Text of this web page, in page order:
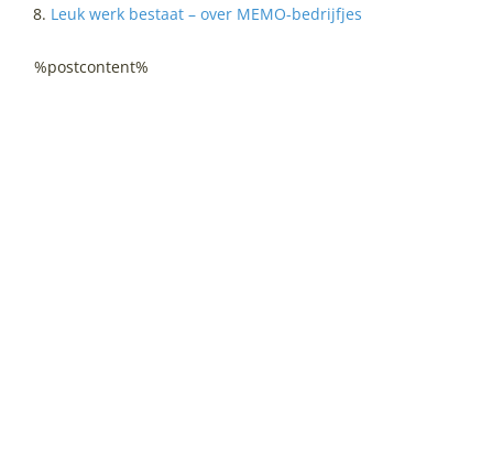
Leuk werk bestaat – over MEMO-bedrijfjes
%postcontent%